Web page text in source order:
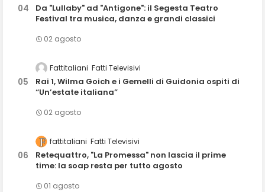
Da "Lullaby" ad "Antigone": il Segesta Teatro
Festival tra musica, danza e grandi classici
02 agosto
Fattitaliani Fatti Televisivi
Rai 1, Wilma Goich e i Gemelli di Guidonia ospiti di
“Un’estate italiana”
02 agosto
fattitaliani Fatti Televisivi
Retequattro, "La Promessa" non lascia il prime
time: la soap resta per tutto agosto
01 agosto